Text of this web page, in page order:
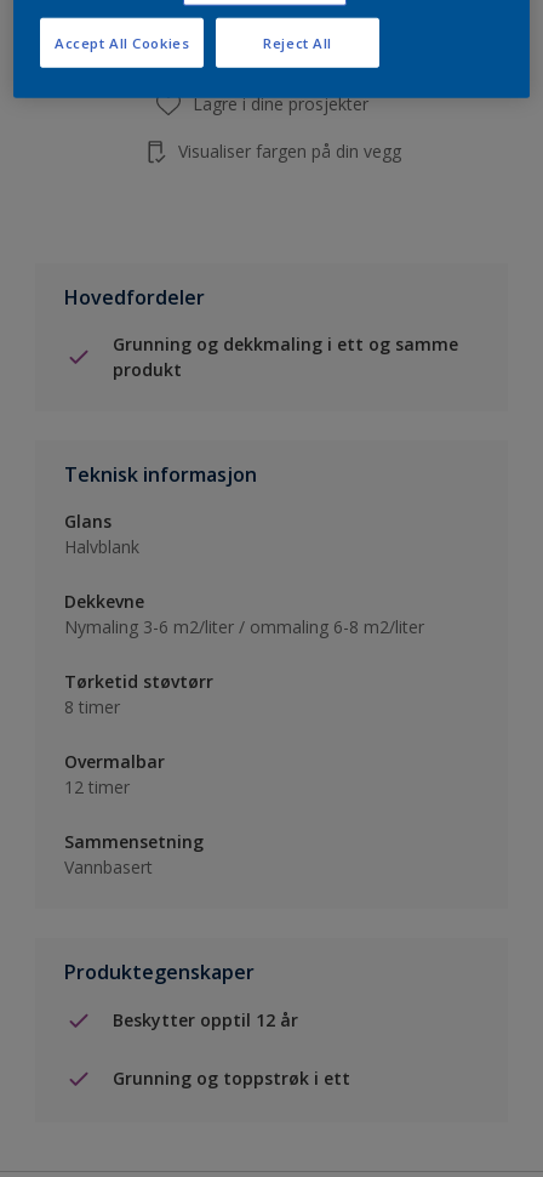
Finn en forhandler
Lagre i dine prosjekter
Visualiser fargen på din vegg
Hovedfordeler
Grunning og dekkmaling i ett og samme
produkt
Teknisk informasjon
Glans
Halvblank
Dekkevne
Nymaling 3-6 m2/liter / ommaling 6-8 m2/liter
Tørketid støvtørr
8 timer
Overmalbar
12 timer
Sammensetning
Vannbasert
Produktegenskaper
Beskytter opptil 12 år
Grunning og toppstrøk i ett
Reject All
Accept All Cookies